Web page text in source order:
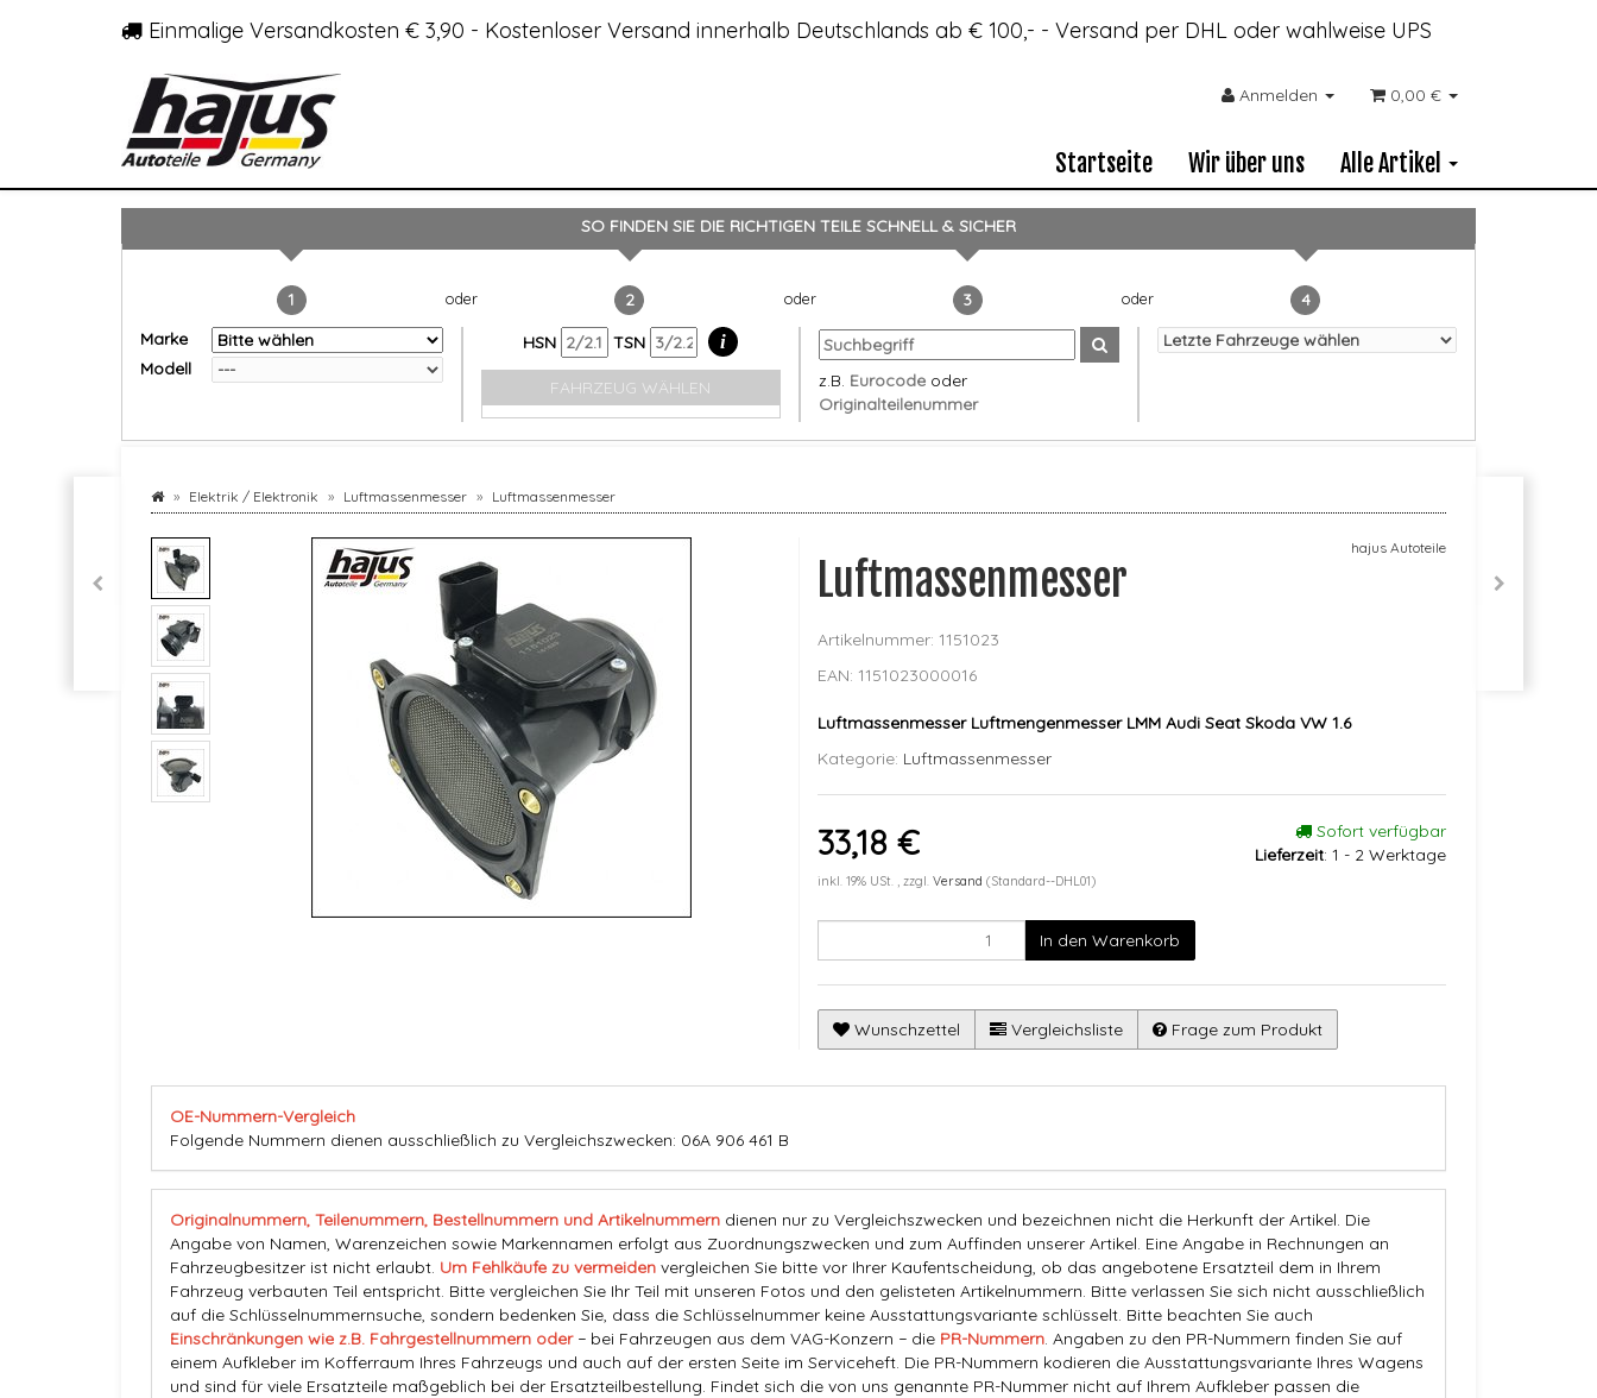
Einmalige Versandkosten € 3,90 - Kostenloser Versand innerhalb Deutschlands ab € 100,- - Versand per DHL oder wahlweise UPS
Anmelden 0,00 €
Startseite Wir über uns Alle Artikel
SO FINDEN SIE DIE RICHTIGEN TEILE SCHNELL & SICHER
1
Marke
Modell
2
HSN
TSN i
FAHRZEUG WÄHLEN
3
z.B. Eurocode oder
Originalteilenummer
4
Elektrik / Elektronik Luftmassenmesser Luftmassenmesser
hajus Autoteile
Luftmassenmesser
Artikelnummer: 1151023
EAN: 1151023000016
Luftmassenmesser Luftmengenmesser LMM Audi Seat Skoda VW 1.6
Kategorie: Luftmassenmesser
33,18 €
inkl. 19% USt. , zzgl. Versand (Standard--DHL01)
Sofort verfügbar
Lieferzeit: 1 - 2 Werktage
In den Warenkorb
Wunschzettel Vergleichsliste Frage zum Produkt
OE-Nummern-Vergleich
Folgende Nummern dienen ausschließlich zu Vergleichszwecken: 06A 906 461 B
Originalnummern, Teilenummern, Bestellnummern und Artikelnummern dienen nur zu Vergleichszwecken und bezeichnen nicht die Herkunft der Artikel. Die
Angabe von Namen, Warenzeichen sowie Markennamen erfolgt aus Zuordnungszwecken und zum Auffinden unserer Artikel. Eine Angabe in Rechnungen an
Fahrzeugbesitzer ist nicht erlaubt. Um Fehlkäufe zu vermeiden vergleichen Sie bitte vor Ihrer Kaufentscheidung, ob das angebotene Ersatzteil dem in Ihrem
Fahrzeug verbauten Teil entspricht. Bitte vergleichen Sie Ihr Teil mit unseren Fotos und den gelisteten Artikelnummern. Bitte verlassen Sie sich nicht ausschließlich
auf die Schlüsselnummernsuche, sondern bedenken Sie, dass die Schlüsselnummer keine Ausstattungsvariante schlüsselt. Bitte beachten Sie auch
Einschränkungen wie z.B. Fahrgestellnummern oder− bei Fahrzeugen aus dem VAG-Konzern − die PR-Nummern. Angaben zu den PR-Nummern finden Sie auf
einem Aufkleber im Kofferraum Ihres Fahrzeugs und auch auf der ersten Seite im Serviceheft. Die PR-Nummern kodieren die Ausstattungsvariante Ihres Wagens
und sind für viele Ersatzteile maßgeblich bei der Ersatzteilbestellung. Findet sich die von uns genannte PR-Nummer nicht auf Ihrem Aufkleber passen die